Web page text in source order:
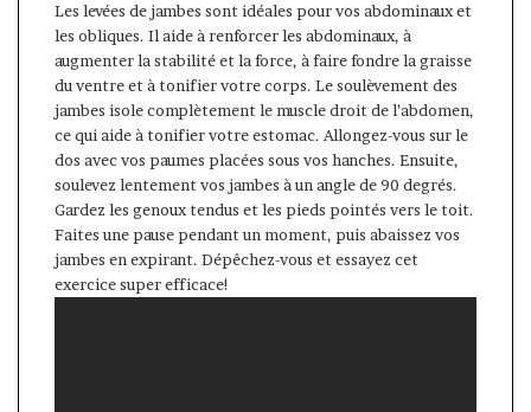
Les levées de jambes sont idéales pour vos abdominaux et
les obliques. Il aide à renforcer les abdominaux, à
augmenter la stabilité et la force, à faire fondre la graisse
du ventre et à tonifier votre corps. Le soulèvement des
jambes isole complètement le muscle droit de l’abdomen,
ce qui aide à tonifier votre estomac. Allongez-vous sur le
dos avec vos paumes placées sous vos hanches. Ensuite,
soulevez lentement vos jambes à un angle de 90 degrés.
Gardez les genoux tendus et les pieds pointés vers le toit.
Faites une pause pendant un moment, puis abaissez vos
jambes en expirant. Dépêchez-vous et essayez cet
exercice super efficace!